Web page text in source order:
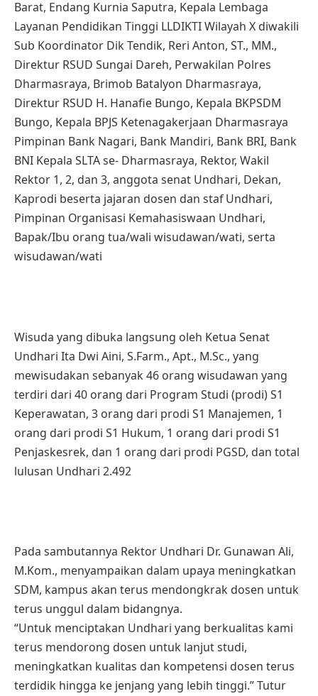
Barat, Endang Kurnia Saputra, Kepala Lembaga
Layanan Pendidikan Tinggi LLDIKTI Wilayah X diwakili
Sub Koordinator Dik Tendik, Reri Anton, ST., MM.,
Direktur RSUD Sungai Dareh, Perwakilan Polres
Dharmasraya, Brimob Batalyon Dharmasraya,
Direktur RSUD H. Hanafie Bungo, Kepala BKPSDM
Bungo, Kepala BPJS Ketenagakerjaan Dharmasraya
Pimpinan Bank Nagari, Bank Mandiri, Bank BRI, Bank
BNI Kepala SLTA se- Dharmasraya, Rektor, Wakil
Rektor 1, 2, dan 3, anggota senat Undhari, Dekan,
Kaprodi beserta jajaran dosen dan staf Undhari,
Pimpinan Organisasi Kemahasiswaan Undhari,
Bapak/Ibu orang tua/wali wisudawan/wati, serta
wisudawan/wati
Wisuda yang dibuka langsung oleh Ketua Senat
Undhari Ita Dwi Aini, S.Farm., Apt., M.Sc., yang
mewisudakan sebanyak 46 orang wisudawan yang
terdiri dari 40 orang dari Program Studi (prodi) S1
Keperawatan, 3 orang dari prodi S1 Manajemen, 1
orang dari prodi S1 Hukum, 1 orang dari prodi S1
Penjaskesrek, dan 1 orang dari prodi PGSD, dan total
lulusan Undhari 2.492
Pada sambutannya Rektor Undhari Dr. Gunawan Ali,
M.Kom., menyampaikan dalam upaya meningkatkan
SDM, kampus akan terus mendongkrak dosen untuk
terus unggul dalam bidangnya.
“Untuk menciptakan Undhari yang berkualitas kami
terus mendorong dosen untuk lanjut studi,
meningkatkan kualitas dan kompetensi dosen terus
terdidik hingga ke jenjang yang lebih tinggi.” Tutur